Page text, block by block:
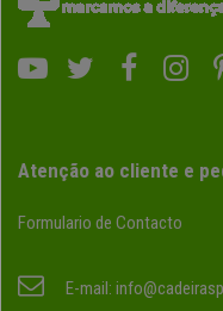
Atenção ao cliente e
Formulario de Contacto
E-mail: